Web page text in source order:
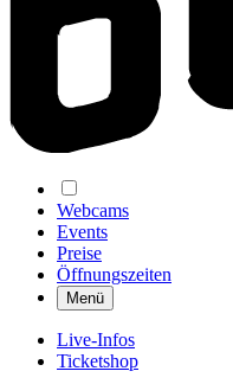
Webcams
Events
Preise
Öffnungszeiten
Menü
Live-Infos
Ticketshop